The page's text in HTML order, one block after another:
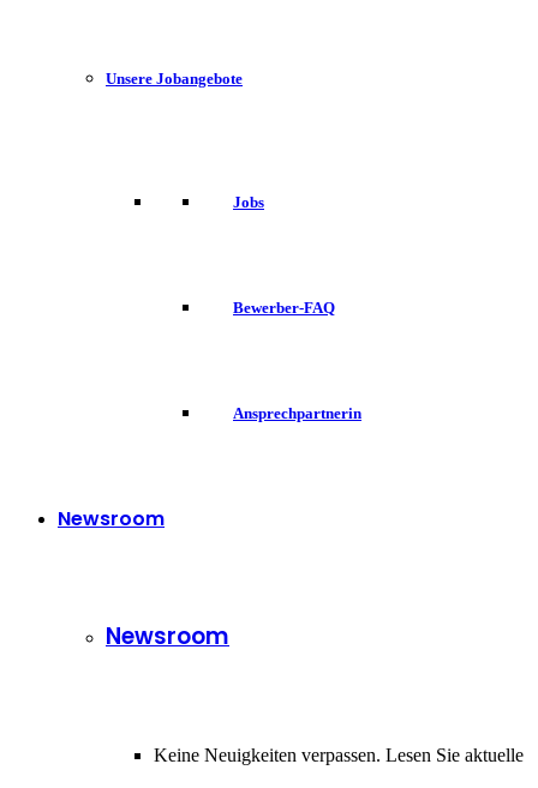
Unsere Jobangebote
Jobs
Bewerber-FAQ
Ansprechpartnerin
Newsroom
Newsroom
Keine Neuigkeiten verpassen. Lesen Sie aktuelle